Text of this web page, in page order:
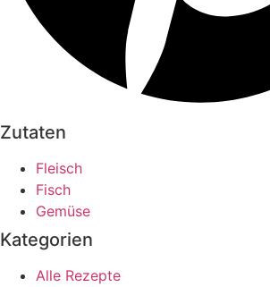
Zutaten
Fleisch
Fisch
Gemüse
Kategorien
Alle Rezepte